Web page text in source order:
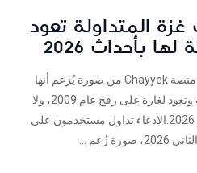
المتداولة تعود
فلسطين شييك: ميرا عيسىتحققت منصة Chayyek من صورة يُزعم أنها
لقصف غزة الحالي. تبيّن أنها مضللة وتعود لغارة على رفح عام 2009، ولا
علاقة لها بالأحداث الجارية في يناير 2026.الادعاء تداول مستخدمون على